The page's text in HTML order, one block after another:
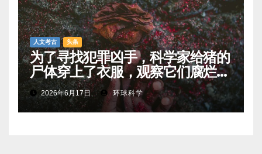
人文考古 头条
为了寻找犯罪凶手，科学家给猪的
尸体穿上了衣服，观察它们腐烂的
过程
2026年6月17日 环球科学